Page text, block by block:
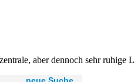
aber dennoch sehr ruhige